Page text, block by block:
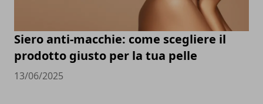
Siero anti-macchie: come scegliere il
prodotto giusto per la tua pelle
13/06/2025